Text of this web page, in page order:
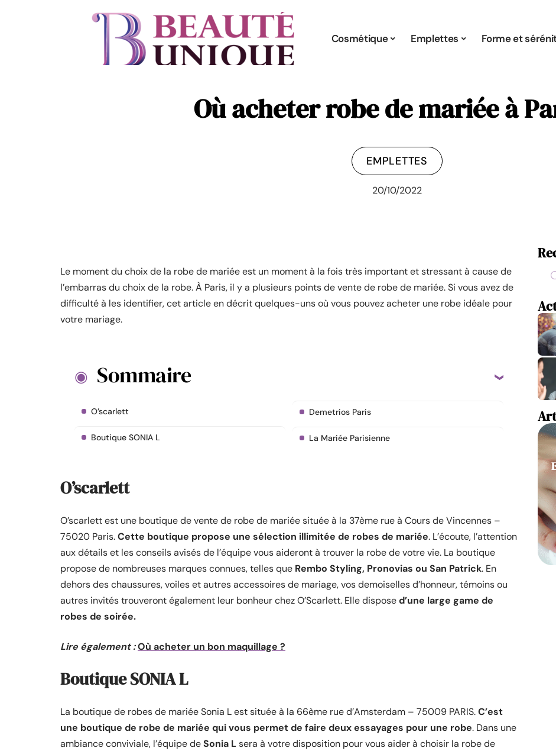
Cosmétique Emplettes Forme et
Où acheter robe de mariée à
EMPLETTES
20/10/2022
Le moment du choix de la robe de mariée est un moment à la fois très important et stressant à cause de
l’embarras du choix de la robe. À Paris, il y a plusieurs points de vente de robe de mariée. Si vous avez de
difficulté à les identifier, cet article en décrit quelques-uns où vous pouvez acheter une robe idéale pour
votre mariage.
Sommaire
O’scarlett
Boutique SONIA L
Demetrios Paris
La Mariée Parisienne
O’scarlett
O’scarlett est une boutique de vente de robe de mariée située à la 37ème rue à Cours de Vincennes –
75020 Paris.Cette boutique propose une sélection illimitée de robes de mariée. L’écoute, l’attention
aux détails et les conseils avisés de l’équipe vous aideront à trouver la robe de votre vie. La boutique
propose de nombreuses marques connues, telles que Rembo Styling, Pronovias ou San Patrick. En
dehors des chaussures, voiles et autres accessoires de mariage, vos demoiselles d’honneur, témoins ou
autres invités trouveront également leur bonheur chez O’Scarlett. Elle disposed’une large game de
robes de soirée.
Lire également :Où acheter un bon maquillage ?
Boutique SONIA L
La boutique de robes de mariée Sonia L est située à la 66ème rue d’Amsterdam – 75009 PARIS.C’est
une boutique de robe de mariée qui vous permet de faire deux essayages pour une robe. Dans une
ambiance conviviale, l’équipe deSonia Lsera à votre disposition pour vous aider à choisir la robe de